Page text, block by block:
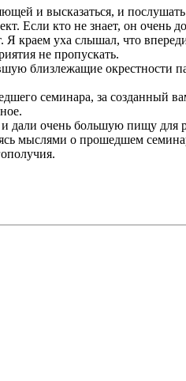
и высказаться, и
Если кто не знает, он очень
Я краем уха слышал, что
не пропускать.
близлежащие окрестности
семинара, за созданный
дали очень большую пищу
мыслями о прошедшем